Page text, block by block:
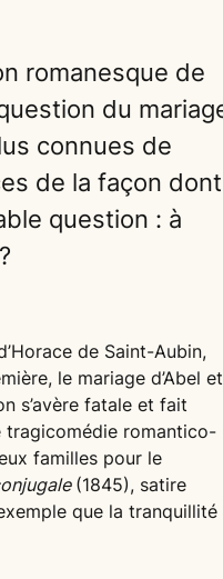
romanesque de
du
connues de
de la façon dont
question : à
de Saint-Aubin,
le mariage d’Abel et
s’avère fatale et fait
tragicomédie romantico-
familles pour le
(1845), satire
que la tranquillité